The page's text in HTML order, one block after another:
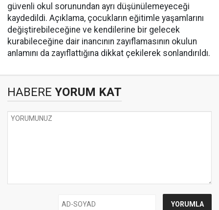
güvenli okul sorunundan ayrı düşünülemeyeceği
kaydedildi. Açıklama, çocukların eğitimle yaşamlarını
değiştirebileceğine ve kendilerine bir gelecek
kurabileceğine dair inancının zayıflamasının okulun
anlamını da zayıflattığına dikkat çekilerek sonlandırıldı.
HABERE YORUM KAT